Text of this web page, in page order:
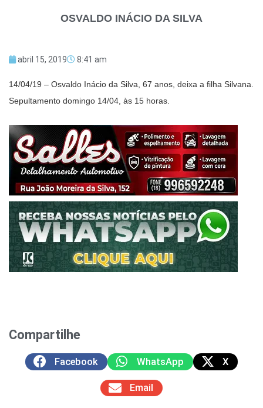
OSVALDO INÁCIO DA SILVA
abril 15, 2019 8:41 am
14/04/19 – Osvaldo Inácio da Silva, 67 anos, deixa a filha Silvana.
Sepultamento domingo 14/04, às 15 horas.
Compartilhe
Facebook WhatsApp X
Email